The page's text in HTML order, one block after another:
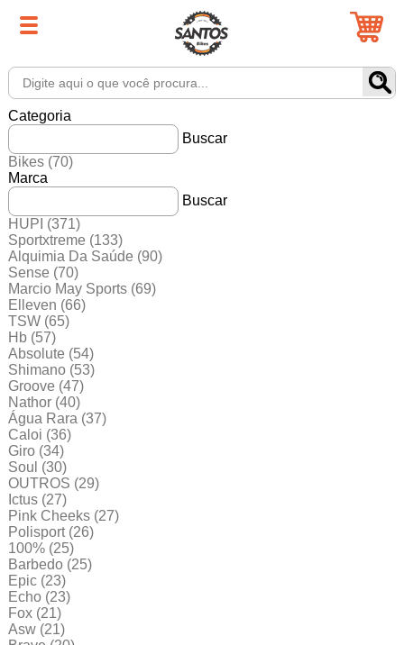
Categoria
Buscar
Bikes (70)
Marca
Buscar
HUPI (371)
Sportxtreme (133)
Alquimia Da Saúde (90)
Sense (70)
Marcio May Sports (69)
Elleven (66)
TSW (65)
Hb (57)
Absolute (54)
Shimano (53)
Groove (47)
Nathor (40)
Água Rara (37)
Caloi (36)
Giro (34)
Soul (30)
OUTROS (29)
Ictus (27)
Pink Cheeks (27)
Polisport (26)
100% (25)
Barbedo (25)
Epic (23)
Echo (23)
Fox (21)
Asw (21)